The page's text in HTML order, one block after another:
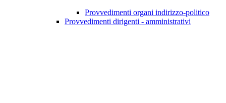
Provvedimenti organi indirizzo-politico
Provvedimenti dirigenti - amministrativi